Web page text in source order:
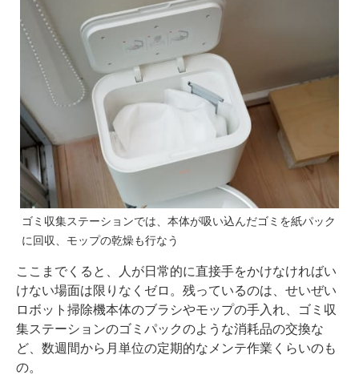
ゴミ収集ステーションでは、本体が吸い込んだゴミを紙パック
に回収、モップの乾燥も行なう
ここまでくると、人が日常的に直接手をかけなければい
けない場面は限りなくゼロ。残っているのは、せいぜい
ロボット掃除機本体のブラシやモップの手入れ、ゴミ収
集ステーションのゴミパックのような消耗品の交換な
ど、数週間から月単位の定期的なメンテ作業くらいのも
の。